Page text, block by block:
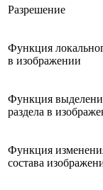
Разрешение
Функция
в изображении
Функция
раздела в
Функция
состава